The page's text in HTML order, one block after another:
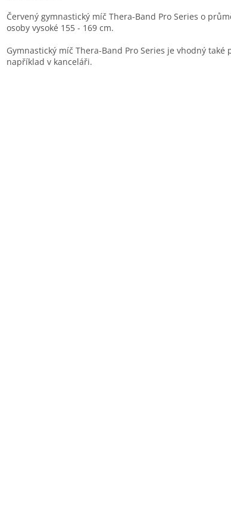
Červený gymnastický míč Thera-Band Pro Series o
osoby vysoké 155 - 169 cm.
Gymnastický míč Thera-Band Pro Series je vhodný také
například v kanceláři.